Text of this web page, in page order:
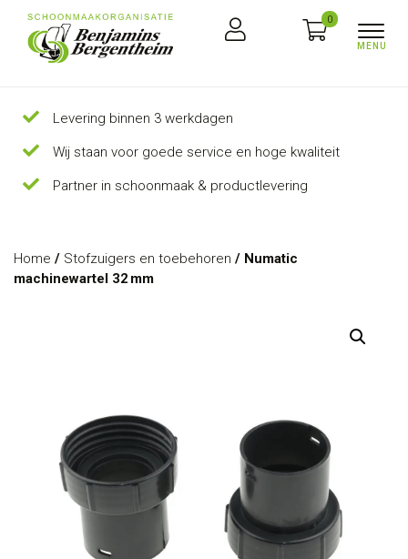
0
Levering binnen 3 werkdagen
Wij staan voor goede service en hoge kwaliteit
Partner in schoonmaak & productlevering
Home / Stofzuigers en toebehoren / Numatic
machinewartel 32 mm